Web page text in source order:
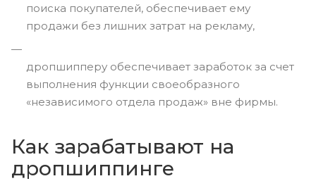
поиска покупателей, обеспечивает ему
продажи без лишних затрат на рекламу,
дропшипперу обеспечивает заработок за счет
выполнения функции своеобразного
«независимого отдела продаж» вне фирмы.
Как зарабатывают на
дропшиппинге